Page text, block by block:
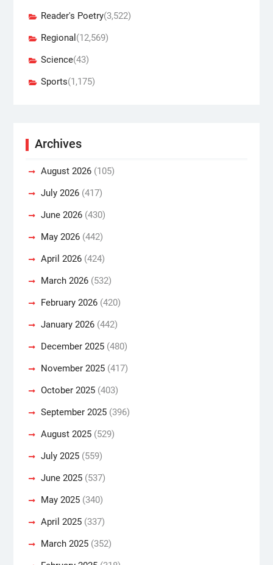
Reader's Poetry(3,522)
Regional (12,569)
Science(43)
Sports(1,175)
Archives
August 2026(105)
July 2026(417)
June 2026(430)
May 2026(442)
April 2026(424)
March 2026(532)
February 2026(420)
January 2026(442)
December 2025(480)
November 2025(417)
October 2025(403)
September 2025(396)
August 2025(529)
July 2025(559)
June 2025(537)
May 2025(340)
April 2025(337)
March 2025(352)